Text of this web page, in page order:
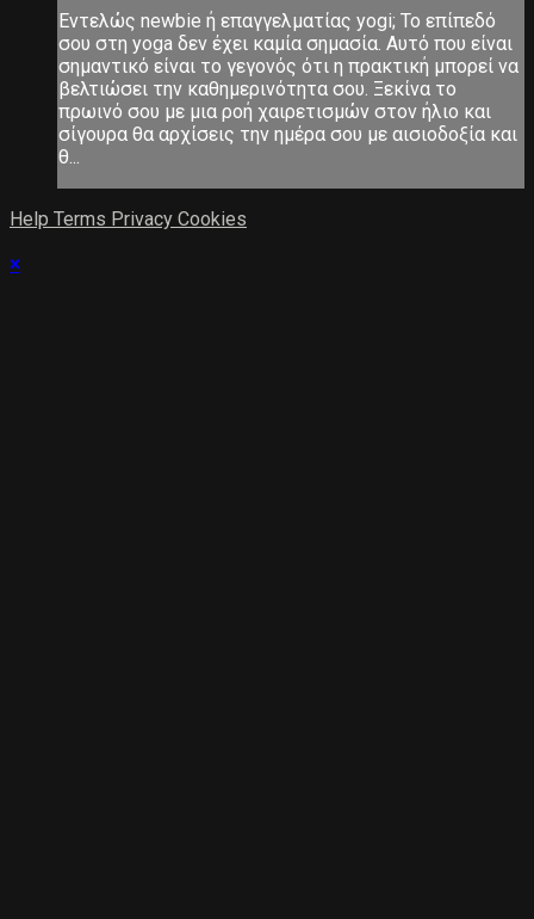
Εντελώς newbie ή επαγγελματίας yogi; Το επίπεδό
σου στη yoga δεν έχει καμία σημασία. Αυτό που είναι
σημαντικό είναι το γεγονός ότι η πρακτική μπορεί να
βελτιώσει την καθημερινότητα σου. Ξεκίνα το
πρωινό σου με μια ροή χαιρετισμών στον ήλιο και
σίγουρα θα αρχίσεις την ημέρα σου με αισιοδοξία και
θ...
Help Terms Privacy Cookies
×